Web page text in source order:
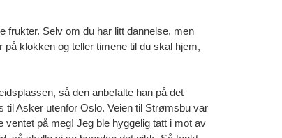
frukter. Selv om du har litt dannelse, men
klokken og teller timene til du skal hjem,
så den anbefalte han på det
til Asker utenfor Oslo. Veien til Strømsbu var
på meg! Jeg ble hyggelig tatt i mot av